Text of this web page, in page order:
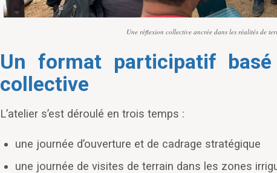
Une réflexion collective ancrée dans les réalités de
Un format participatif
collective
L’atelier s’est déroulé en trois temps :
une journée d’ouverture et de cadrage stratégique
une journée de visites de terrain dans les zones